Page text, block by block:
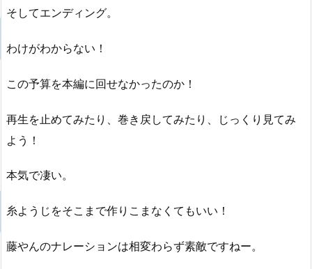
そしてエンディング。
わけがわからない！
この予算を本編に回せなかったのか！
再生を止めてみたり、巻き戻してみたり、じっくり見てみ
よう！
本気で凄い。
糸ようじをそこまで作りこまなくてもいい！
藤やんのナレーションは相変わらず素敵ですねー。